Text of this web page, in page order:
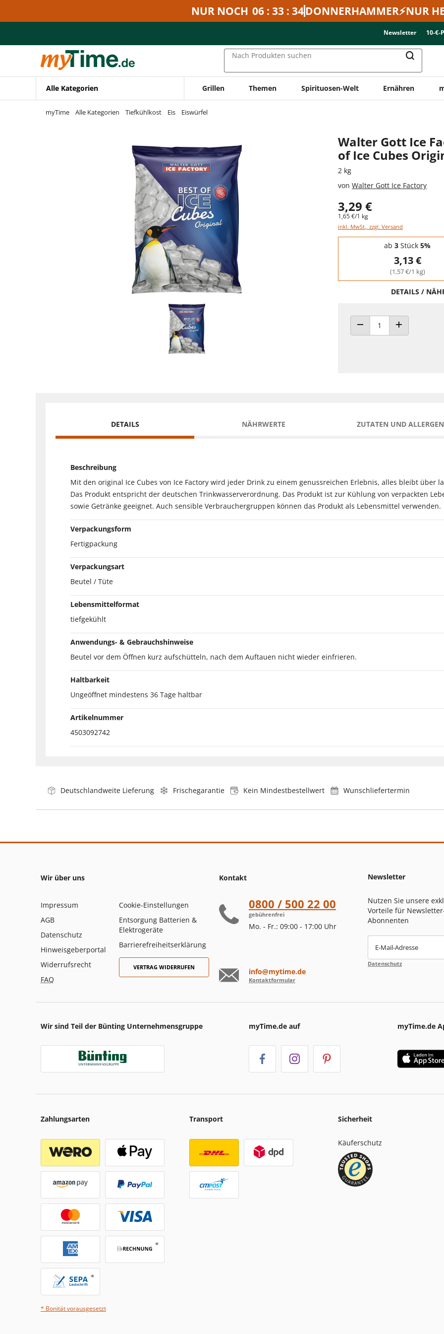
Zur Navigation springen
NUR NOCH 06 : 33 : 34DONNERHAMMER⚡NUR
Newsletter 10-€-
Nach Produkten suchen
Alle Kategorien Grillen Themen Spirituosen-Welt Ernähren
myTime Alle Kategorien Tiefkühlkost Eis Eiswürfel
Walter Gott Ice
of Ice Cubes
2 kg
von Walter Gott Ice Factory
3,29 €
1,65 €/1 kg
inkl. MwSt., zzgl. Versand
Staffelpreise - Mengenrabatt
ab 3 Stück 5%
3,13 €
(1,57 €/1 kg)
DETAILS /
ANZAHL VERRINGERN
ANZAHL
DETAILS NÄHRWERTE ZUTATEN UND
Beschreibung
Mit den original Ice Cubes von Ice Factory wird jeder Drink zu einem genussreichen Erlebnis, alles bleibt über
Das Produkt entspricht der deutschen Trinkwasserverordnung. Das Produkt ist zur Kühlung von verpackten
sowie Getränke geeignet. Auch sensible Verbrauchergruppen können das Produkt als Lebensmittel verwenden.
Verpackungsform
Fertigpackung
Verpackungsart
Beutel / Tüte
Lebensmittelformat
tiefgekühlt
Anwendungs- & Gebrauchshinweise
Beutel vor dem Öffnen kurz aufschütteln, nach dem Auftauen nicht wieder einfrieren.
Haltbarkeit
Ungeöffnet mindestens 36 Tage haltbar
Artikelnummer
4503092742
Deutschlandweite Lieferung Frischegarantie Kein Mindestbestellwert Wunschliefertermin
Wir über uns
Impressum
AGB
Datenschutz
Hinweisgeberportal
Widerrufsrecht
FAQ
Cookie-Einstellungen
Entsorgung Batterien &
Elektrogeräte
Barrierefreiheitserklärung
VERTRAG WIDERRUFEN
Kontakt
0800 / 500 22 00
gebührenfrei
Mo. - Fr.: 09:00 - 17:00 Uhr
info@mytime.de
Kontaktformular
Newsletter
Nutzen Sie unsere
Vorteile für
Abonnenten
E-Mail-Adresse
Datenschutz
Wir sind Teil der Bünting Unternehmensgruppe myTime.de auf myTime.de
Zahlungsarten
* Bonität vorausgesetzt
Transport Sicherheit
Käuferschutz